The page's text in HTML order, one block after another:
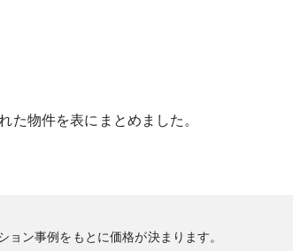
た物件を表にまとめました。
ン事例をもとに価格が決まります。